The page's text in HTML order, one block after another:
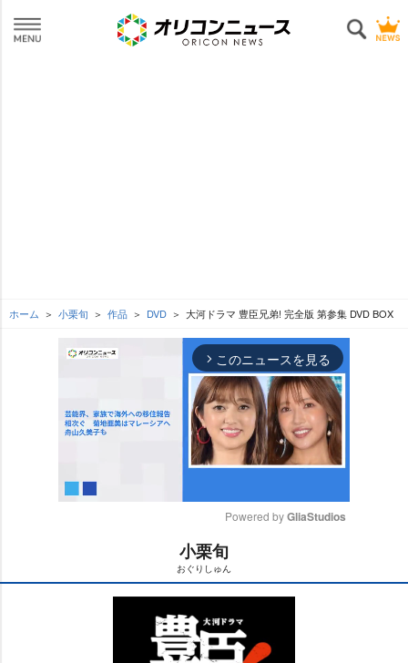
ホーム 小栗旬 作品 DVD 大河ドラマ 豊臣兄弟! 完全版 第参集 DVD BOX
arrow_forward_ios このニュースを見る
t
Powered by GliaStudios
小栗旬
おぐりしゅん